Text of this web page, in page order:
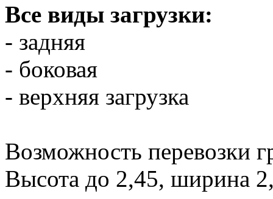
Все виды загрузки:
- задняя
- боковая
- верхняя загрузка
Возможность перевозки
Высота до 2,45, ширина